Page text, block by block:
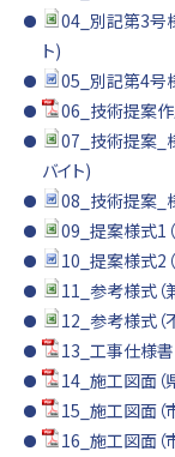
04_別記第3号
ト)
05_別記第4号
06_技術提案作
07_技術提案_
バイト)
08_技術提案_
09_提案様式1
10_提案様式2
11_参考様式（
12_参考様式（
13_工事仕様書
14_施工図面（
15_施工図面（
16_施工図面（